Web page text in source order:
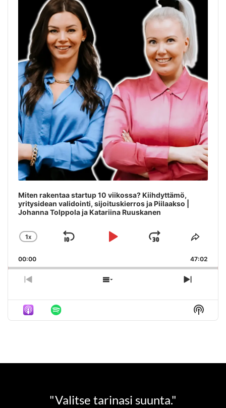
Miten rakentaa startup 10 viikossa? Kiihdyttämö,
yritysidean validointi, sijoituskierros ja Piilaakso |
Johanna Tolppola ja Katariina Ruuskanen
CHANGE
RATE
1X
SKIP
PLAY JUMP
00:00 47:02
PREVIOUS
SHOW
LIST
NEXT
Show
"Valitse tarinasi suunta."